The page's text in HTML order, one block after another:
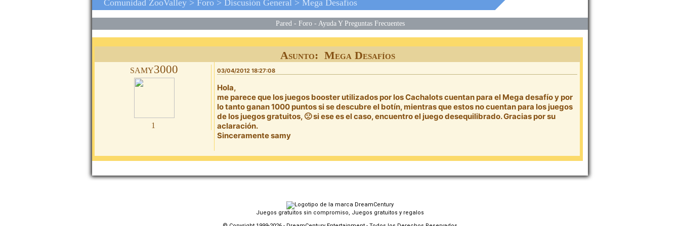
Comunidad ZooValley > Foro > Discusión General > Mega Desafíos
Pared - Foro- Ayuda Y Preguntas Frecuentes
Asunto: Mega Desafíos
samy3000
1
03/04/2012 18:27:08
Hola,
me parece que los juegos booster utilizados por los Cachalots cuentan para el Mega desafío y por
lo tanto ganan 1000 puntos si se descubre el botín, mientras que estos no cuentan para los juegos
de los juegos gratuitos, 🙁 si ese es el caso, encuentro el juego desequilibrado. Gracias por su
aclaración.
Sinceramente samy
Juegos gratuitos sin compromiso, Juegos gratuitos y regalos